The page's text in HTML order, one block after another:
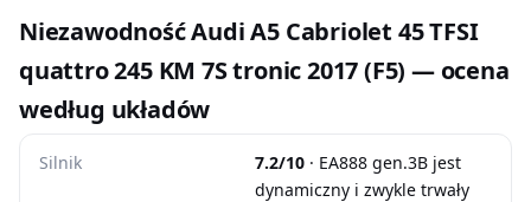
Niezawodność Audi A5 Cabriolet 45 TFSI
quattro 245 KM 7S tronic 2017 (F5) — ocena
według układów
Silnik 7.2/10 · EA888 gen.3B jest
dynamiczny i zwykle trwały